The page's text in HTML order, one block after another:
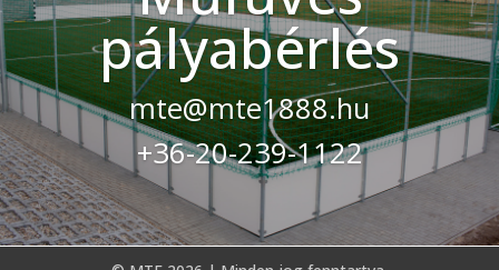
pályabérlés
mte@mte1888.hu
+36-20-239-1122